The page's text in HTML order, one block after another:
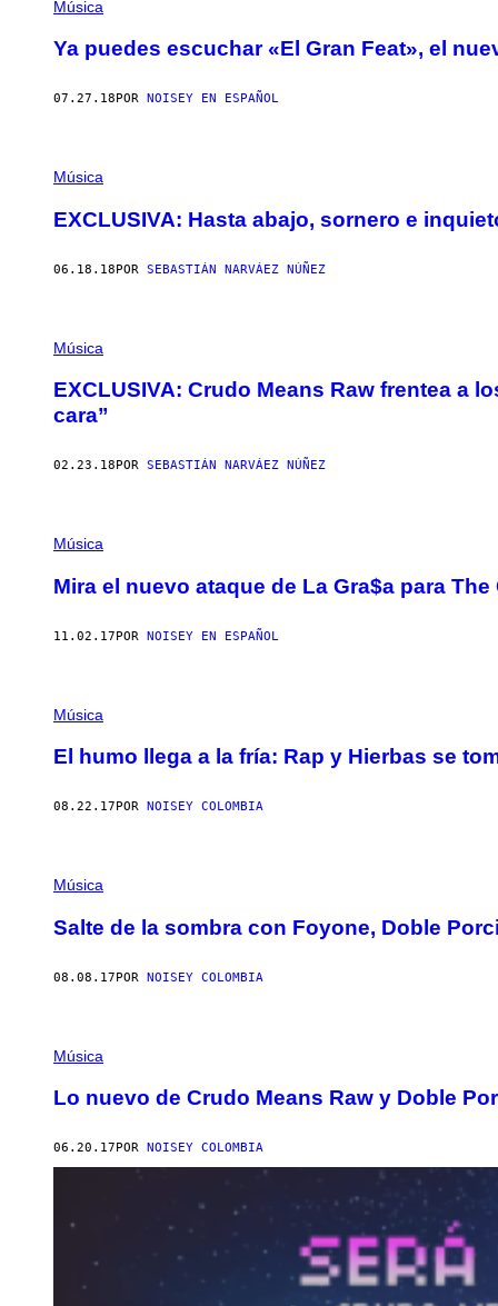
Música
Ya puedes escuchar «El Gran Feat», el
07.27.18 POR NOISEY EN ESPAÑOL
Música
EXCLUSIVA: Hasta abajo, sornero e
06.18.18POR SEBASTIÁN NARVÁEZ NÚÑEZ
Música
EXCLUSIVA: Crudo Means Raw frentea a
cara”
02.23.18 POR SEBASTIÁN NARVÁEZ NÚÑEZ
Música
Mira el nuevo ataque de La Gra$a​ para
11.02.17POR NOISEY EN ESPAÑOL
Música
El humo llega a la fría: Rap y Hierbas se
08.22.17 POR NOISEY COLOMBIA
Música
Salte de la sombra con Foyone, Doble
08.08.17POR NOISEY COLOMBIA
Música
Lo nuevo de Crudo Means Raw y Doble
06.20.17 POR NOISEY COLOMBIA